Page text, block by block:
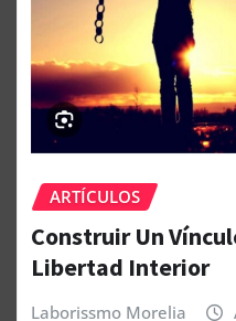
ARTÍCULOS
Construir Un
Libertad Interior
Laborissmo Morelia